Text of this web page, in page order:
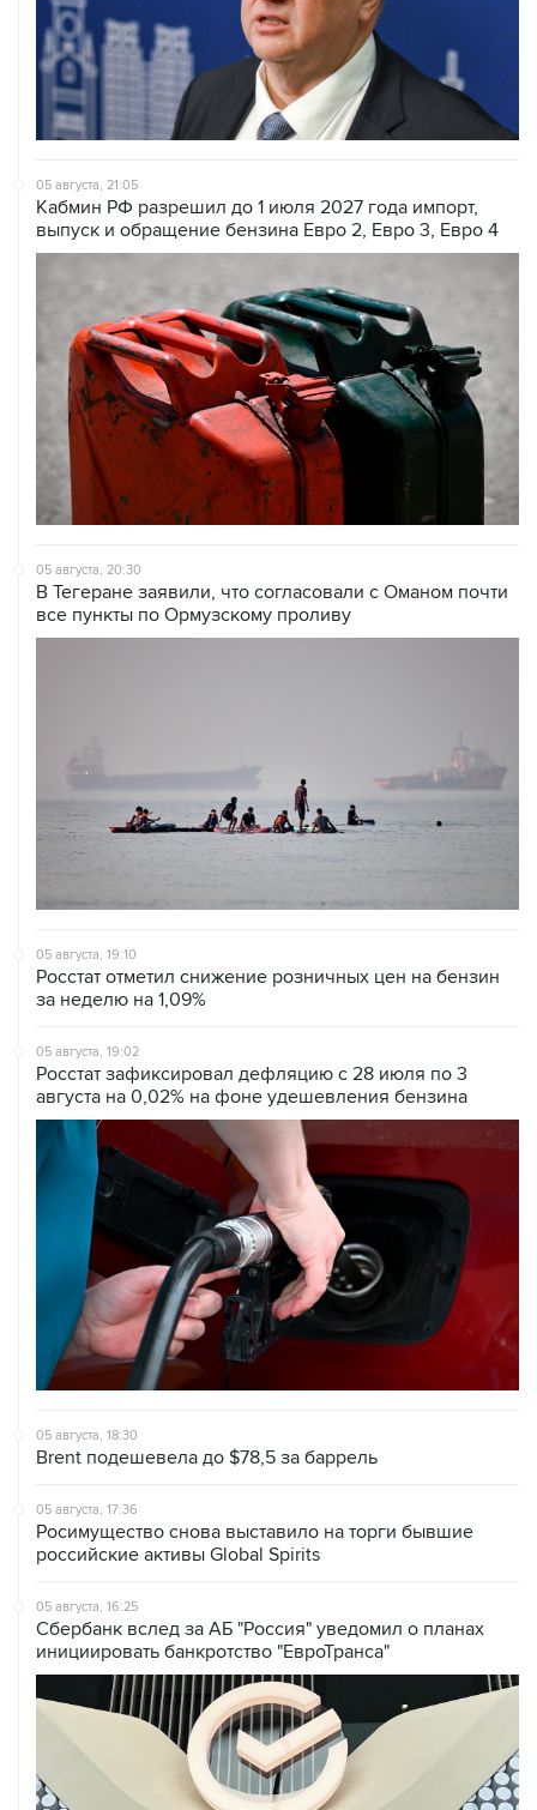
05 августа, 21:05
Кабмин РФ разрешил до 1 июля 2027 года импорт,
выпуск и обращение бензина Евро 2, Евро 3, Евро 4
05 августа, 20:30
В Тегеране заявили, что согласовали с Оманом почти
все пункты по Ормузскому проливу
05 августа, 19:10
Росстат отметил снижение розничных цен на бензин
за неделю на 1,09%
05 августа, 19:02
Росстат зафиксировал дефляцию с 28 июля по 3
августа на 0,02% на фоне удешевления бензина
05 августа, 18:30
Brent подешевела до $78,5 за баррель
05 августа, 17:36
Росимущество снова выставило на торги бывшие
российские активы Global Spirits
05 августа, 16:25
Сбербанк вслед за АБ "Россия" уведомил о планах
инициировать банкротство "ЕвроТранса"